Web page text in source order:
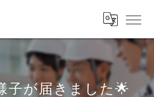
子が届きました🌟